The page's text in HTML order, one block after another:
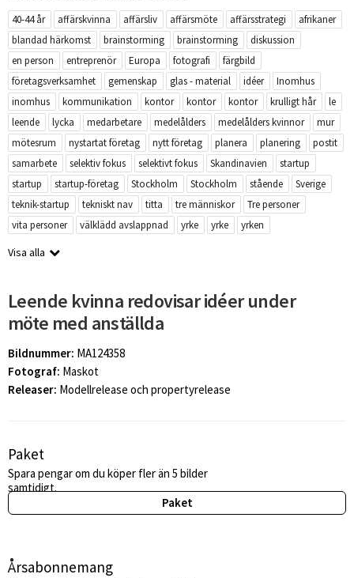
40-44 år
affärskvinna affärsliv affärsmöte affärsstrategi
afrikaner
blandad härkomst
brainstorming brainstorming
diskussion
en person
entreprenör Europa fotografi
färgbild
företagsverksamhet
gemenskap glas - material idéer
Inomhus
inomhus
kommunikation kontor kontor kontor krulligt hår
le
leende
lycka medarbetare medelålders medelålders kvinnor
mur
mötesrum
nystartat företag nytt företag planera planering
postit
samarbete
selektiv fokus selektivt fokus Skandinavien
startup
startup
startup-företag Stockholm Stockholm stående
Sverige
teknik-startup
tekniskt nav titta tre människor
Tre personer
vita personer
välklädd avslappnad yrke yrke yrken
Visa alla
Leende kvinna redovisar idéer under
möte med anställda
Bildnummer: MA124358
Fotograf: Maskot
Releaser: Modellrelease och propertyrelease
Paket
Spara pengar om du köper fler än 5 bilder
samtidigt.
Paket
Årsabonnemang